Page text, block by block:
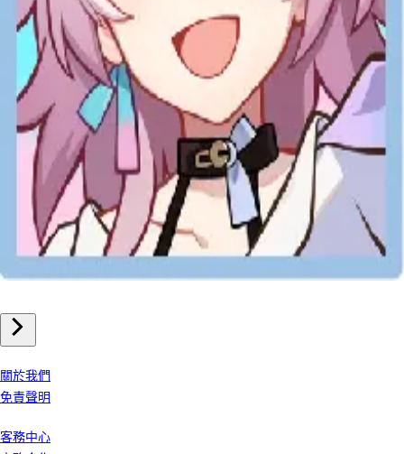
手機遊戲
崩壞星穹鐵道 儲值
關於我們
免責聲明
客務中心